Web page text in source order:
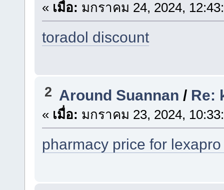
« เมื่อ: มกราคม 24, 2024,
toradol discount
2 Around Suannan / Re:
« เมื่อ: มกราคม 23, 2024,
pharmacy price for